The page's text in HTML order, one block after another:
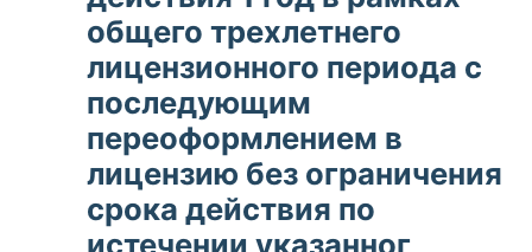
общего трехлетнего
лицензионного периода с
последующим
переоформлением в
лицензию без ограничения
срока действия по